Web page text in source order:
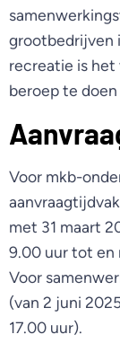
grootbedrijven
recreatie is het
beroep te
Voor mkb-
met 31 maart
9.00 uur tot en
Voor
(van 2 juni
17.00 uur).